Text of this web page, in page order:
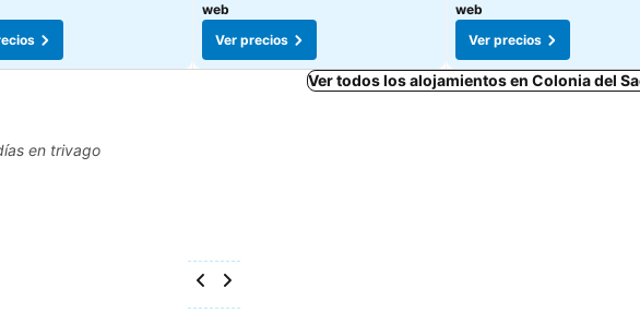
web
Ver precios
web
Ver precios
Ver todos los alojamientos en Colonia del
en trivago